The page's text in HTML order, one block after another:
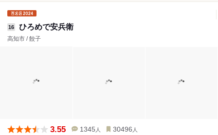
16 ひろめで安兵衛
高知市 / 餃子
3.55 1345 人 30496 人